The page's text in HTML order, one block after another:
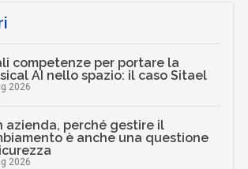
competenze per portare la
AI nello spazio: il caso Sitael
2026
azienda, perché gestire il
è anche una questione
2026